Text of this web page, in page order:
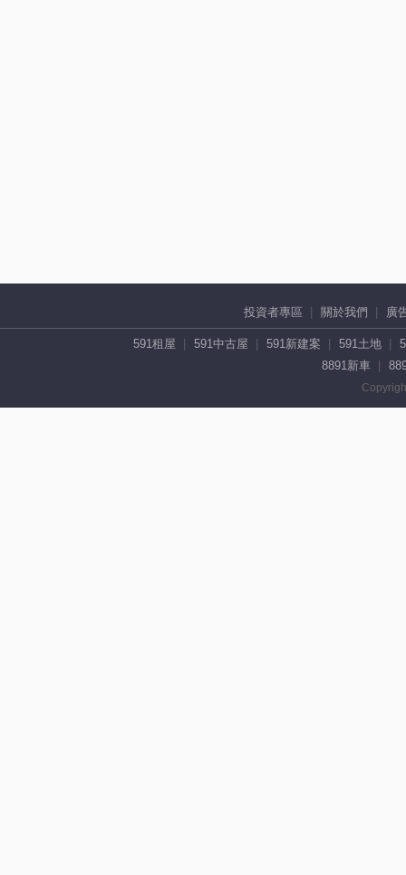
投資者專區 關於我們 廣
591租屋 591中古屋 591新建案 591土地
8891新車